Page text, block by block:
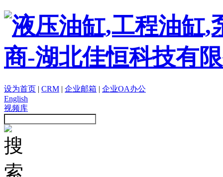
设为首页 | CRM | 企业邮箱 | 企业OA办公
English
视频库